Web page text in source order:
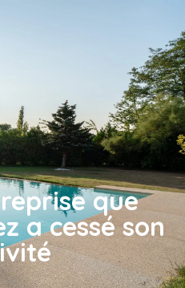
que
a cessé son